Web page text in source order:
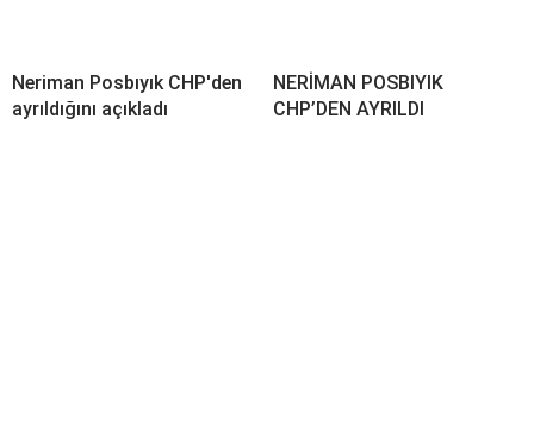
Neriman Posbıyık CHP'den
ayrıldığını açıkladı
NERİMAN POSBIYIK
CHP’DEN AYRILDI